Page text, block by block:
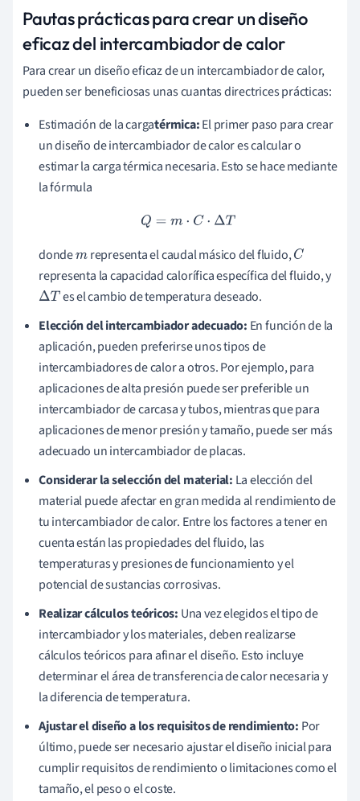
Pautas prácticas para crear un diseño
eficaz del intercambiador de calor
Para crear un diseño eficaz de un intercambiador de calor,
pueden ser beneficiosas unas cuantas directrices prácticas:
Estimación de la cargatérmica:El primer paso para crear
un diseño de intercambiador de calor es calcular o
estimar la carga térmica necesaria. Esto se hace mediante
la fórmula
Q =m ⋅ C⋅ΔT
dondem representa el caudal másico del fluido,C
representa la capacidad calorífica específica del fluido, y
ΔT es el cambio de temperatura deseado.
Elección del intercambiador adecuado: En función de la
aplicación, pueden preferirse unos tipos de
intercambiadores de calor a otros. Por ejemplo, para
aplicaciones de alta presión puede ser preferible un
intercambiador de carcasa y tubos, mientras que para
aplicaciones de menor presión y tamaño, puede ser más
adecuado un intercambiador de placas.
Considerar la selección del material: La elección del
material puede afectar en gran medida al rendimiento de
tu intercambiador de calor. Entre los factores a tener en
cuenta están las propiedades del fluido, las
temperaturas y presiones de funcionamiento y el
potencial de sustancias corrosivas.
Realizar cálculos teóricos: Una vez elegidos el tipo de
intercambiador y los materiales, deben realizarse
cálculos teóricos para afinar el diseño. Esto incluye
determinar el área de transferencia de calor necesaria y
la diferencia de temperatura.
Ajustar el diseño a los requisitos de rendimiento: Por
último, puede ser necesario ajustar el diseño inicial para
cumplir requisitos de rendimiento o limitaciones como el
tamaño, el peso o el coste.